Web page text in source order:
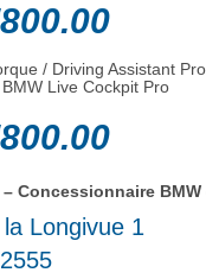
/ Driving Assistant
Live Cockpit Pro
Concessionnaire BMW
Longivue 1